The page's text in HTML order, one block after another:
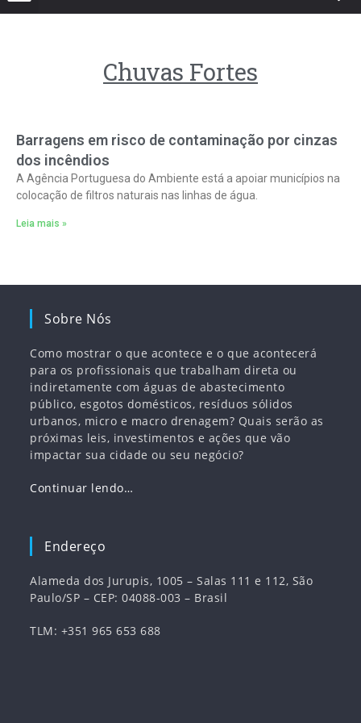
Chuvas Fortes
Barragens em risco de contaminação por cinzas
dos incêndios
A Agência Portuguesa do Ambiente está a apoiar municípios na
colocação de filtros naturais nas linhas de água.
Leia mais »
Sobre Nós
Como mostrar o que acontece e o que acontecerá
para os profissionais que trabalham direta ou
indiretamente com águas de abastecimento
público, esgotos domésticos, resíduos sólidos
urbanos, micro e macro drenagem? Quais serão as
próximas leis, investimentos e ações que vão
impactar sua cidade ou seu negócio?
Continuar lendo…
Endereço
Alameda dos Jurupis, 1005 – Salas 111 e 112, São
Paulo/SP – CEP: 04088-003 – Brasil
TLM: +351 965 653 688